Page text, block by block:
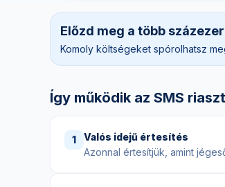
Előzd meg a több
Komoly költségeket spórolhatsz
Így működik az SMS
1
Valós idejű értesítés
Azonnal értesítjük, amint